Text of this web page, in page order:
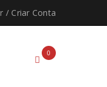
/ Criar Conta
0